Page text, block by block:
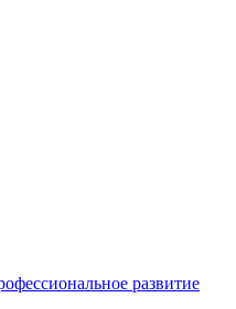
развитие